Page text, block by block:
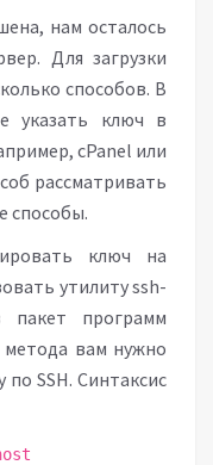
нам осталось
Для загрузки
способов. В
указать ключ в
сPanel или
рассматривать
способы.
ключ на
утилиту ssh-
программ
метода вам нужно
SSH. Синтаксис